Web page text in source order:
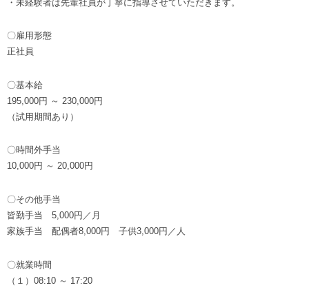
・未経験者は先輩社員が丁寧に指導させていただきます。
〇雇用形態
正社員
〇基本給
195,000円 ～ 230,000円
（試用期間あり）
〇時間外手当
10,000円 ～ 20,000円
〇その他手当
皆勤手当 5,000円／月
家族手当 配偶者8,000円 子供3,000円／人
〇就業時間
（１）08:10 ～ 17:20